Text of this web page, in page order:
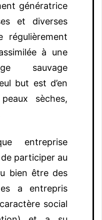
génératrice
et diverses
régulièrement
à une
sauvage
but est d’en
sèches,
entreprise
participer au
bien être des
a entrepris
social